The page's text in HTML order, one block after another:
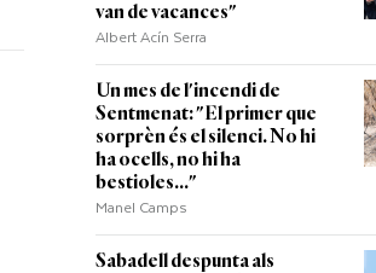
van de vacances"
Albert Acín Serra
Un mes de l'incendi de
Sentmenat: "El primer que
sorprèn és el silenci. No hi
ha ocells, no hi ha
bestioles..."
Manel Camps
Sabadell despunta als